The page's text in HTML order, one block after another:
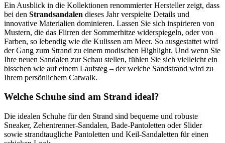
Ein Ausblick in die Kollektionen renommierter Hersteller zeigt, dass
bei den Strandsandalen dieses Jahr verspielte Details und
innovative Materialien dominieren. Lassen Sie sich inspirieren von
Mustern, die das Flirren der Sommerhitze widerspiegeln, oder von
Farben, so lebendig wie die Kulissen am Meer. So ausgestattet wird
der Gang zum Strand zu einem modischen Highlight. Und wenn Sie
Ihre neuen Sandalen zur Schau stellen, fühlen Sie sich vielleicht ein
bisschen wie auf einem Laufsteg – der weiche Sandstrand wird zu
Ihrem persönlichem Catwalk.
Welche Schuhe sind am Strand ideal?
Die idealen Schuhe für den Strand sind bequeme und robuste
Sneaker, Zehentrenner-Sandalen, Bade-Pantoletten oder Slider
sowie strandtaugliche Pantoletten und Keil-Sandaletten für einen